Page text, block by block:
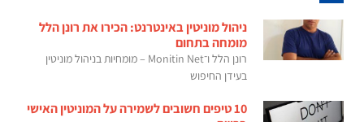
ניהול מוניטין באינטרנט: הכירו את רונן הלל
מומחה בתחום
רונן הלל ו־Monitin Net – מומחיות בניהול מוניטין
בעידן החיפוש
10 טיפים חשובים לשמירה על המוניטין האישי